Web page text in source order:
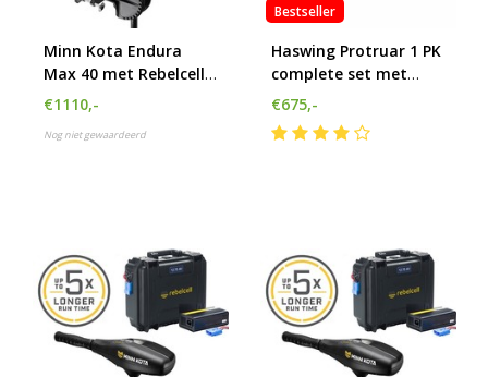
Minn Kota Endura
Max 40 met Rebelcell
12.50 AV Outdoorbox
€1110,-
Nog niet gewaardeerd
Bestseller
Haswing Protruar 1 PK
complete set met
105Ah accu, accubak
en acculader
€675,-